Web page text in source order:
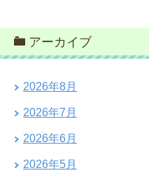
アーカイブ
2026年8月
2026年7月
2026年6月
2026年5月